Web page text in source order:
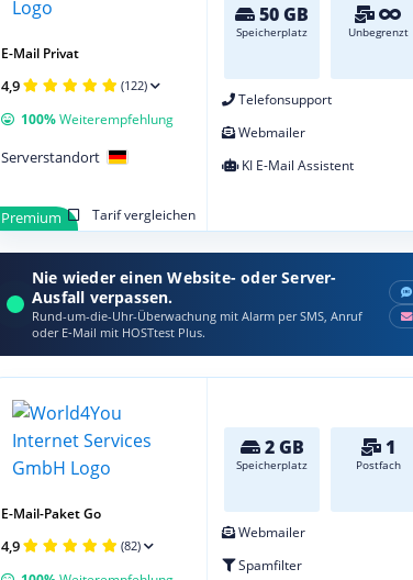
50 GB
Speicherplatz Unbegrenzt
Telefonsupport
Webmailer
KI E-Mail Assistent
Premium Tarif vergleichen
E-Mail Privat
4,9 (122)
100%Weiterempfehlung
Serverstandort
Nie wieder einen Website- oder Server-
Ausfall verpassen.
Rund-um-die-Uhr-Überwachung mit Alarm per SMS, Anruf
oder E‑Mail mit HOSTtest Plus.
2 GB
Speicherplatz
1
Postfach
Webmailer
Spamfilter
E-Mail-Paket Go
4,9 (82)